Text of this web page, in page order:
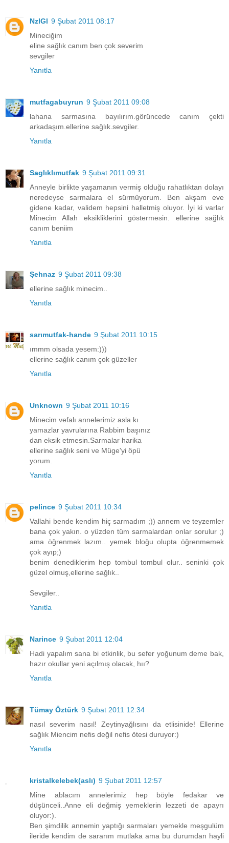
NzlGl 9 Şubat 2011 08:17
Mineciğim
eline sağlık canım ben çok severim
sevgiler
Yanıtla
mutfagabuyrun 9 Şubat 2011 09:08
lahana sarmasına bayılırım.görüncede canım çekti
arkadaşım.ellerine sağlık.sevgiler.
Yanıtla
Saglıklımutfak 9 Şubat 2011 09:31
Anneyle birlikte yaşamanın vermiş olduğu rahatlıktan dolayı
neredeyse sarmalara el sürmüyorum. Ben akşam eve
gidene kadar, validem hepsini halletmiş oluyor. İyi ki varlar
Minecim Allah eksikliklerini göstermesin. ellerine sağlık
canım beniim
Yanıtla
Şehnaz 9 Şubat 2011 09:38
ellerine sağlık minecim..
Yanıtla
sarımutfak-hande 9 Şubat 2011 10:15
ımmm olsada yesem:)))
ellerine sağlık canım çok güzeller
Yanıtla
Unknown 9 Şubat 2011 10:16
Minecim vefalı annelerimiz asla kı
yamazlar yavrularına Rabbim başınız
dan eksik etmesin.Sarmalar harika
ellerine sağlık seni ve Müge'yi öpü
yorum.
Yanıtla
pelince 9 Şubat 2011 10:34
Vallahi bende kendim hiç sarmadım ;)) annem ve teyzemler
bana çok yakın. o yüzden tüm sarmalardan onlar sorulur ;)
ama öğrenmek lazım.. yemek bloğu olupta öğrenmemek
çok ayıp;)
benim denediklerim hep tombul tombul olur.. seninki çok
güzel olmuş,ellerine sağlık..
Sevgiler..
Yanıtla
Narince 9 Şubat 2011 12:04
Hadi yapalım sana bi etkinlik, bu sefer yoğunum deme bak,
hazır okullar yeni açılmış olacak, hıı?
Yanıtla
Tümay Öztürk 9 Şubat 2011 12:34
nasıl severim nasıl! Zeytinyağlısını da etlisinide! Ellerine
sağlık Miencim nefis değil nefis ötesi duruyor:)
Yanıtla
kristalkelebek(aslı) 9 Şubat 2011 12:57
Mine ablacım annelerimiz hep böyle fedakar ve
düşünceli..Anne eli değmiş yemeklerin lezzeti de apayrı
oluyor:).
Ben şimdilik annemin yaptığı sarmaları yemekle meşgulüm
ileride kendim de sararım mutlaka ama bu durumdan hayli